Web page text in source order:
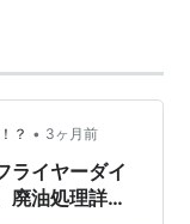
？ • 3ヶ月前
ライヤーダイ
廃油処理詳